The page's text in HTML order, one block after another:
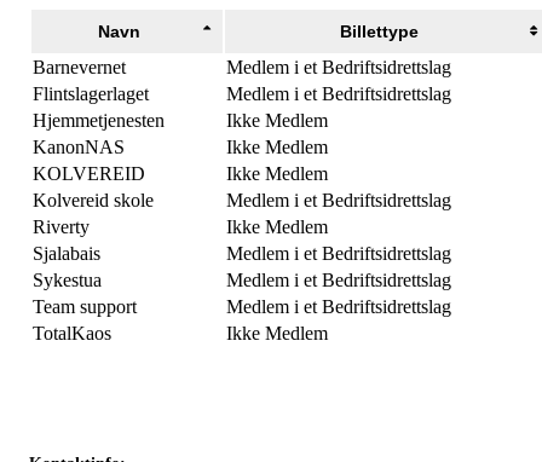
Navn Billettype
Barnevernet
Medlem i et Bedriftsidrettslag
Flintslagerlaget
Medlem i et Bedriftsidrettslag
Hjemmetjenesten
Ikke Medlem
KanonNAS
Ikke Medlem
KOLVEREID
Ikke Medlem
Kolvereid skole
Medlem i et Bedriftsidrettslag
Riverty
Ikke Medlem
Sjalabais
Medlem i et Bedriftsidrettslag
Sykestua
Medlem i et Bedriftsidrettslag
Team support
Medlem i et Bedriftsidrettslag
TotalKaos
Ikke Medlem